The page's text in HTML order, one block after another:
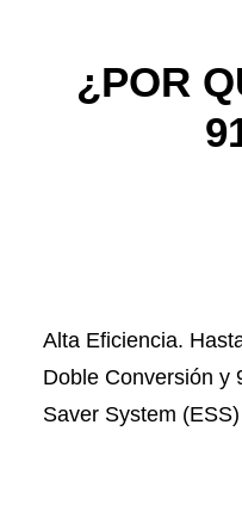
¿POR
Alta Eficiencia.
Doble Conversión y
Saver System (ESS)